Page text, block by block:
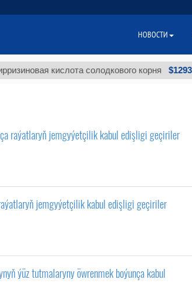
кислота солодкового корня $12935,18
raýatlaryň jemgyýetçilik kabul edişligi geçiriler
jemgyýetçilik kabul edişligi geçiriler
ýüz tutmalaryny öwrenmek boýunça kabul
НОВОСТИ